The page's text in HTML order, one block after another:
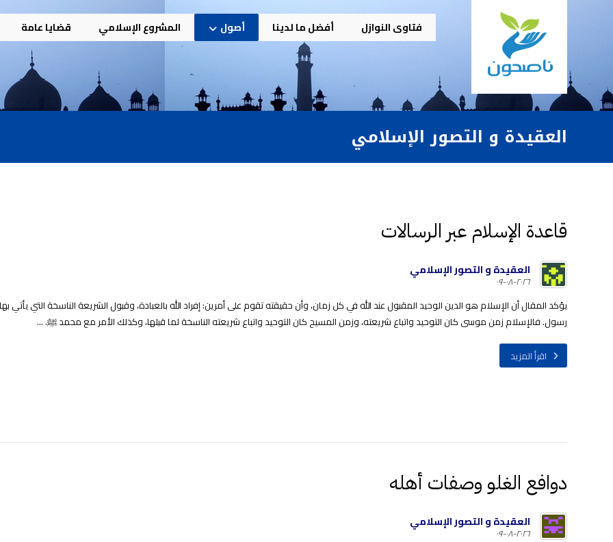
فتاوى النوازل أفضل ما لدينا أصول المشروع الإسلامي قضايا عامة
العقيدة و التصور الإسلامي
قاعدة الإسلام عبر الرسالات
العقيدة و التصور الإسلامي
٢٠٢٦-٠٨-٠٩
يؤكد المقال أن الإسلام هو الدين الوحيد المقبول عند الله في كل زمان، وأن حقيقته تقوم على أمرين: إفراد الله بالعبادة، وقبول الشريعة الناسخة التي يأتي
رسول. فالإسلام زمن موسى كان التوحيد واتباع شريعته، وزمن المسيح كان التوحيد واتباع شريعته الناسخة لما قبلها، وكذلك الأمر مع محمد ﷺ. ...
اقرأ المزيد
دوافع الغلو وصفات أهله
العقيدة و التصور الإسلامي
٢٠٢٦-٠٨-٠٩